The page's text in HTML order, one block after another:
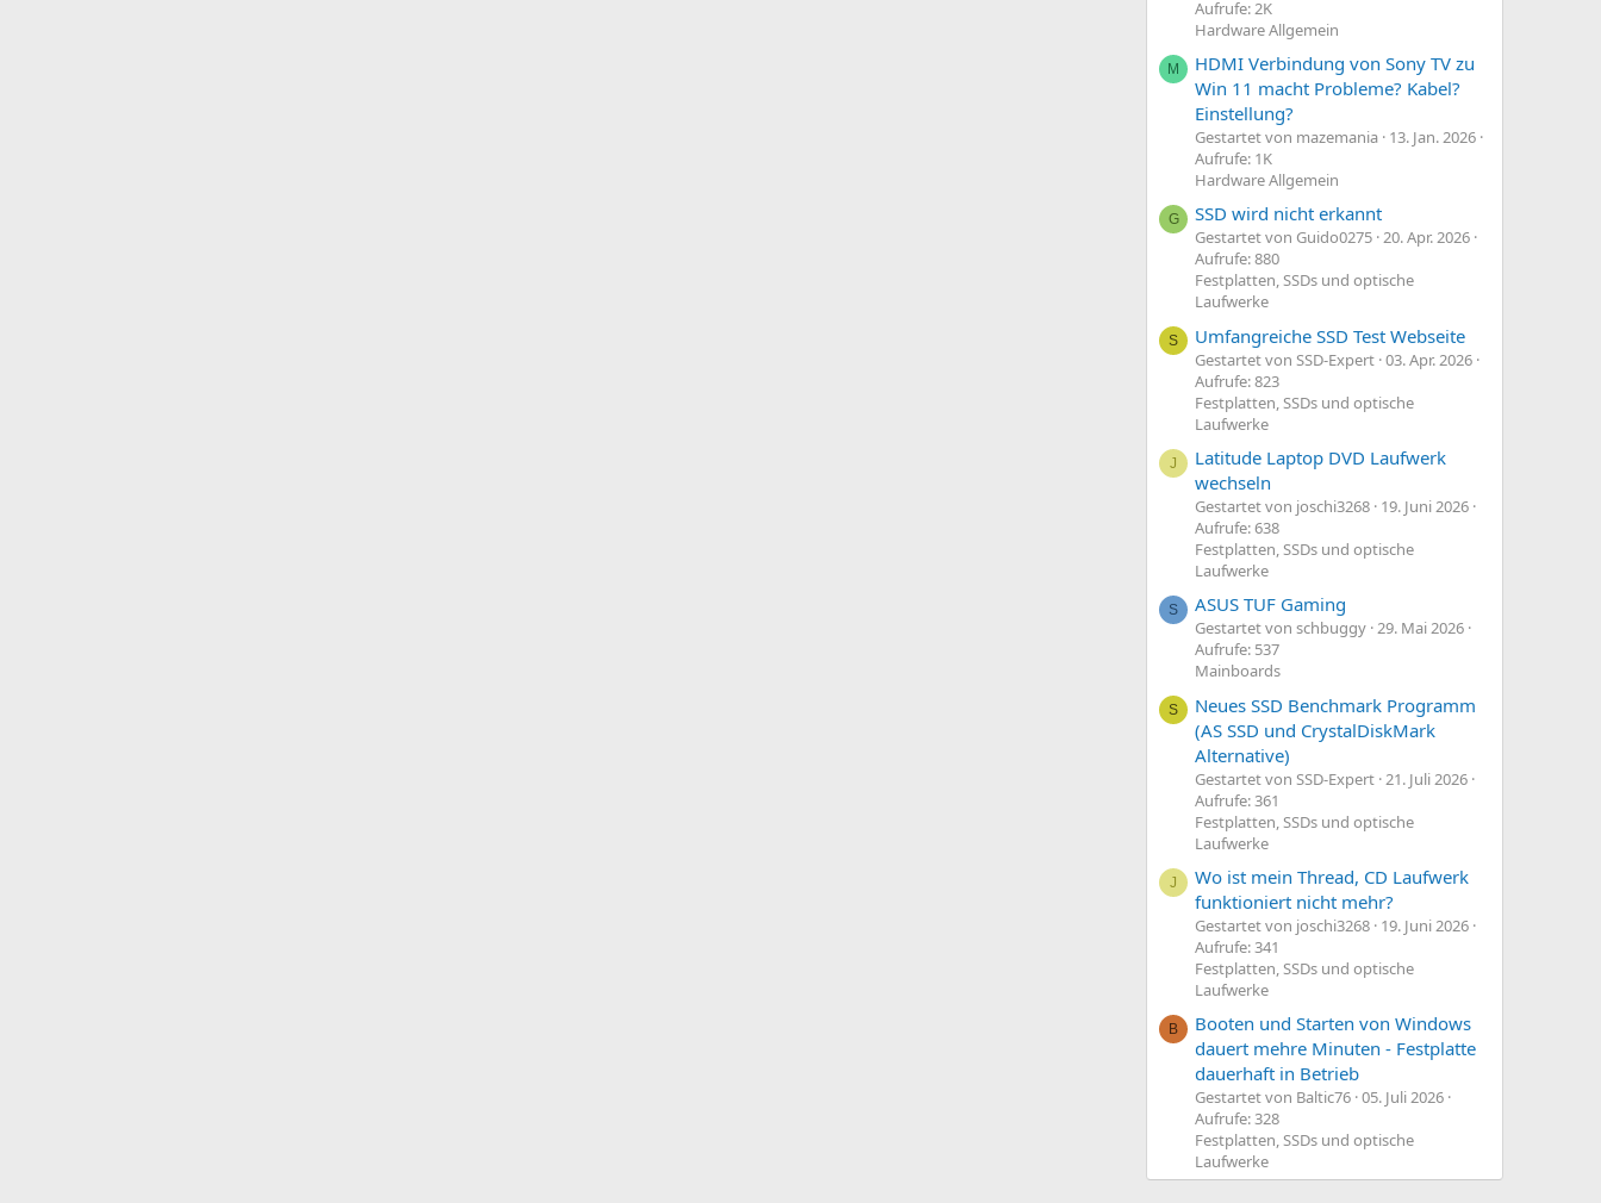
Aufrufe: 2K
Hardware Allgemein
M
HDMI Verbindung von Sony TV zu
Win 11 macht Probleme? Kabel?
Einstellung?
Gestartet von mazemania 13. Jan. 2026
Aufrufe: 1K
Hardware Allgemein
G SSD wird nicht erkannt
Gestartet von Guido0275 20. Apr. 2026
Aufrufe: 880
Festplatten, SSDs und optische
Laufwerke
S Umfangreiche SSD Test Webseite
Gestartet von SSD-Expert 03. Apr. 2026
Aufrufe: 823
Festplatten, SSDs und optische
Laufwerke
J
Latitude Laptop DVD Laufwerk
wechseln
Gestartet von joschi3268 19. Juni 2026
Aufrufe: 638
Festplatten, SSDs und optische
Laufwerke
S ASUS TUF Gaming
Gestartet von schbuggy 29. Mai 2026
Aufrufe: 537
Mainboards
S
Neues SSD Benchmark Programm
(AS SSD und CrystalDiskMark
Alternative)
Gestartet von SSD-Expert 21. Juli 2026
Aufrufe: 361
Festplatten, SSDs und optische
Laufwerke
J
Wo ist mein Thread, CD Laufwerk
funktioniert nicht mehr?
Gestartet von joschi3268 19. Juni 2026
Aufrufe: 341
Festplatten, SSDs und optische
Laufwerke
B
Booten und Starten von Windows
dauert mehre Minuten - Festplatte
dauerhaft in Betrieb
Gestartet von Baltic76 05. Juli 2026
Aufrufe: 328
Festplatten, SSDs und optische
Laufwerke